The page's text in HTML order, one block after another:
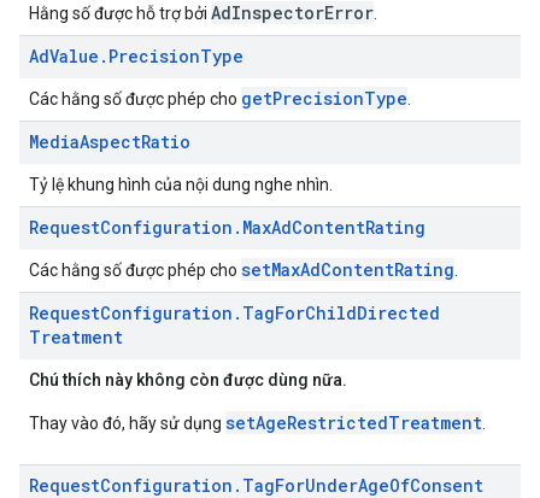
Hằng số được hỗ trợ bởi AdInspectorError
AdValue . PrecisionType
Các hằng số được phép cho getPrecisionType
MediaAspectRatio
Tỷ lệ khung hình của nội dung nghe nhìn.
RequestConfiguration . MaxAdContentRating
Các hằng số được phép cho setMaxAdContentRating
RequestConfiguration . TagForChildDirected
Treatment
Chú thích này không còn được dùng nữa.
Thay vào đó, hãy sử dụng setAgeRestrictedTreatment
RequestConfiguration . TagForUnderAgeOfConsent